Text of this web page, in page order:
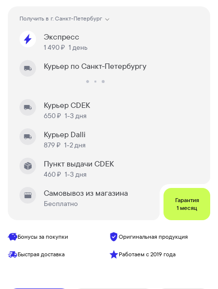
Получить в г. Санкт-Петербург
Экспресс
1 490 ₽ 1 день
Курьер по Санкт-Петербургу
Курьер CDEK
650 ₽ 1-3 дня
Курьер Dalli
879 ₽ 1-2 дня
Пункт выдачи CDEK
460 ₽ 1-3 дня
Самовывоз из магазина
Бесплатно
Гарантия
1 месяц
Бонусы за покупки Оригинальная продукция
Быстрая доставка Работаем с 2019 года